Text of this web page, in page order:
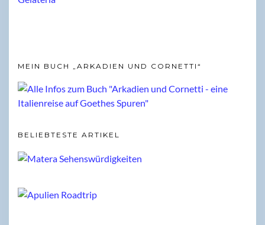
MEIN BUCH „ARKADIEN UND CORNETTI“
BELIEBTESTE ARTIKEL